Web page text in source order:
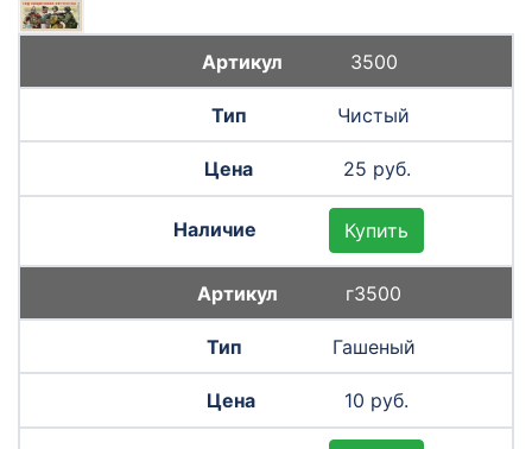
3500
Чистый
25 руб.
Купить
г3500
Гашеный
10 руб.